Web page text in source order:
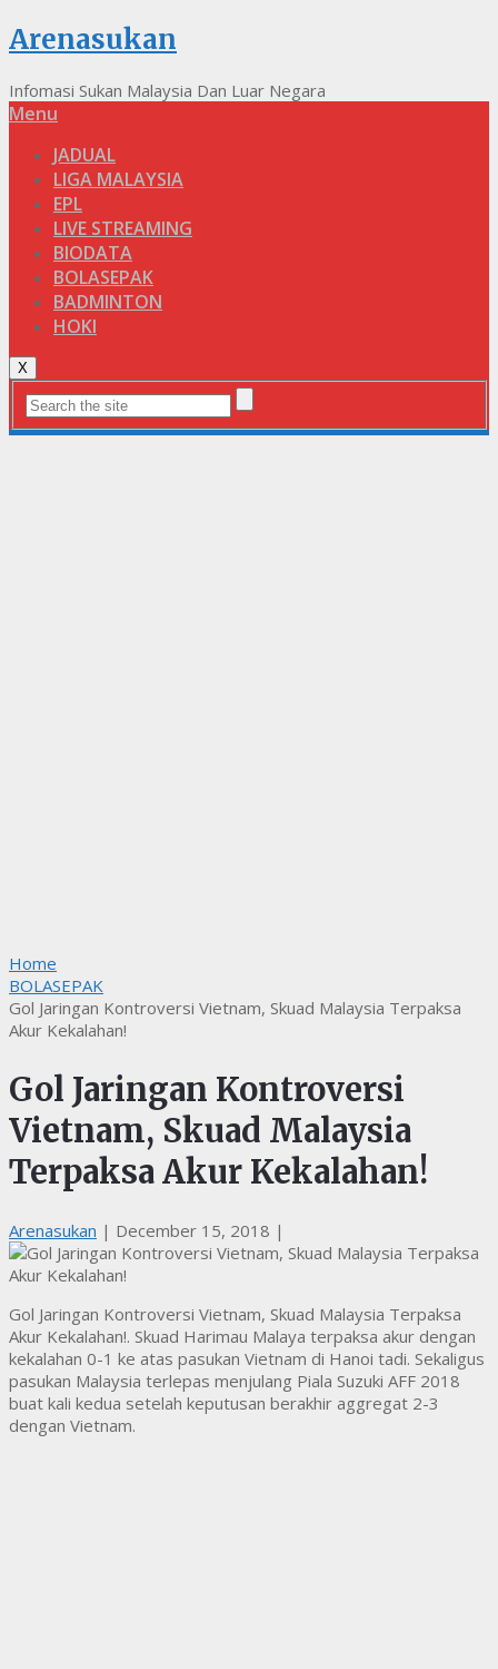
Arenasukan
Infomasi Sukan Malaysia Dan Luar Negara
Menu
JADUAL
LIGA MALAYSIA
EPL
LIVE STREAMING
BIODATA
BOLASEPAK
BADMINTON
HOKI
X
Home
BOLASEPAK
Gol Jaringan Kontroversi Vietnam, Skuad Malaysia Terpaksa
Akur Kekalahan!
Gol Jaringan Kontroversi
Vietnam, Skuad Malaysia
Terpaksa Akur Kekalahan!
Arenasukan | December 15, 2018 |
Gol Jaringan Kontroversi Vietnam, Skuad Malaysia Terpaksa
Akur Kekalahan!. Skuad Harimau Malaya terpaksa akur dengan
kekalahan 0-1 ke atas pasukan Vietnam di Hanoi tadi. Sekaligus
pasukan Malaysia terlepas menjulang Piala Suzuki AFF 2018
buat kali kedua setelah keputusan berakhir aggregat 2-3
dengan Vietnam.